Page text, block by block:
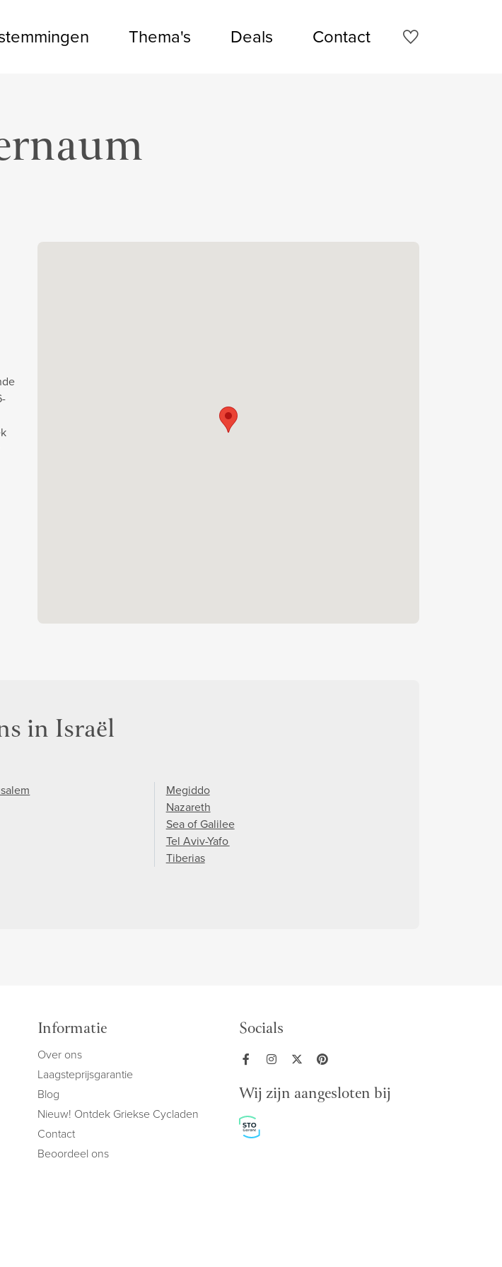
Thema's Deals Contact
in Israël
Megiddo
Nazareth
Sea of Galilee
Tel Aviv-Yafo
Tiberias
Informatie
Over ons
Laagsteprijsgarantie
Blog
Nieuw! Ontdek Griekse Cycladen
Contact
Beoordeel ons
Socials
Wij zijn aangesloten bij